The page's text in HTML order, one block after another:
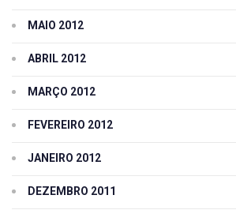
MAIO 2012
ABRIL 2012
MARÇO 2012
FEVEREIRO 2012
JANEIRO 2012
DEZEMBRO 2011